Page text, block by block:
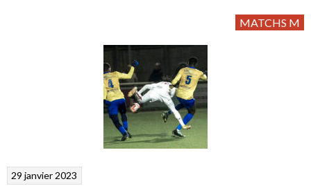
MATCHS M
29 janvier 2023